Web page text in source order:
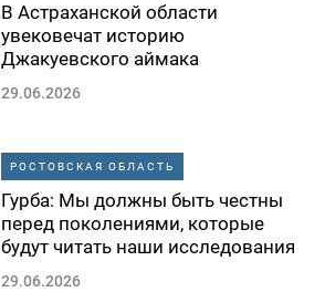
В Астраханской области
увековечат историю
Джакуевского аймака
29.06.2026
РОСТОВСКАЯ ОБЛАСТЬ
Гурба: Мы должны быть честны
перед поколениями, которые
будут читать наши исследования
29.06.2026